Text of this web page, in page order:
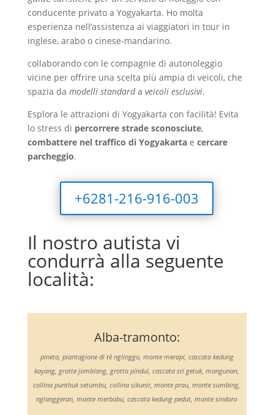
conducente privato a Yogyakarta. Ho molta
esperienza nell’assistenza ai viaggiatori in tour in
inglese, arabo o cinese-mandarino.
collaborando con le compagnie di autonoleggio
vicine per offrire una scelta più ampia di veicoli, che
spazia da modelli standarda veicoli esclusivi.
Esplora le attrazioni di Yogyakarta con facilità! Evita
lo stress di percorrere strade sconosciute,
combattere nel traffico di Yogyakartae cercare
parcheggio.
+6281-216-916-003
Il nostro autista vi
condurrà alla seguente
località:
Alba-tramonto:
pineta, piantagione di tè nglinggo, monte merapi, cascata kedung
kayang, grotte jomblang, grotta pindul, cascata sri getuk, mangunan,
collina punthuk setumbu, collina sikunir, monte prau, monte sumbing,
nglanggeran, monte merbabu, cascata kedung pedut, monte sindoro